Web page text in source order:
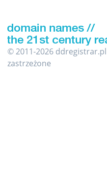
© 2011-2026
zastrzeżone